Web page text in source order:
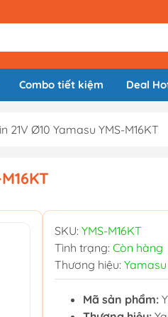
Combo tiết kiệm Deal
21V Ø10 Yamasu YMS-M16KT
SKU: YMS-M16KT
Tình trạng: Còn hàng
Thương hiệu: Yamasu
Mã sản phẩm: